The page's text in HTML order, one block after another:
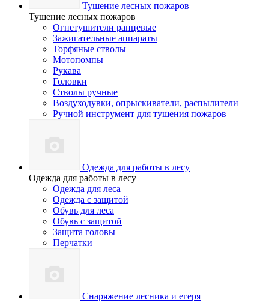
Тушение лесных пожаров
Тушение лесных пожаров
Огнетушители ранцевые
Зажигательные аппараты
Торфяные стволы
Мотопомпы
Рукава
Головки
Стволы ручные
Воздуходувки, опрыскиватели, распылители
Ручной инструмент для тушения пожаров
Одежда для работы в лесу
Одежда для работы в лесу
Одежда для леса
Одежда с защитой
Обувь для леса
Обувь с защитой
Защита головы
Перчатки
Снаряжение лесника и егеря